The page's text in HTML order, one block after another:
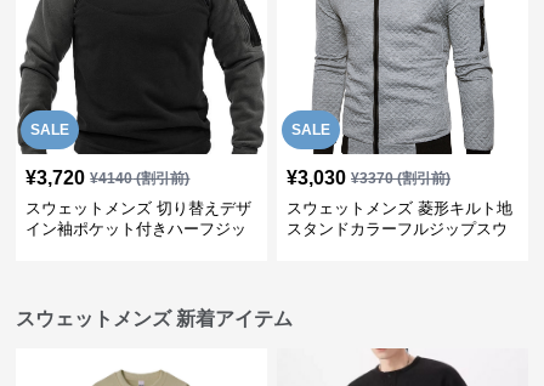
SALE
¥3,720 ¥4140(割引前)
スウェットメンズ 切り替えデザ
イン袖ポケット付きハーフジッ
SALE
¥3,030 ¥3370(割引前)
スウェットメンズ 菱形キルト地
スタンドカラーフルジップスウ
スウェットメンズ 新着アイテム